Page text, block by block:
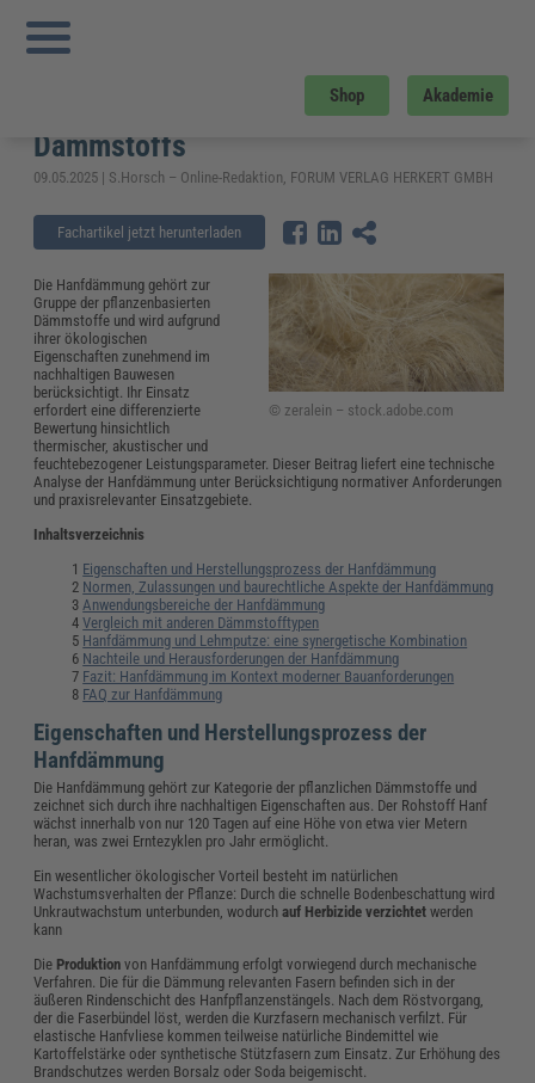
Shop Akademie
Sie sind hier:
Hanfdämmung im Bau: technische Bewertung eines nachhaltigen Dämmstoffs
Hanfdämmung im Bau: technische
Bewertung eines nachhaltigen
Dämmstoffs
09.05.2025 | S.Horsch – Online-Redaktion, FORUM VERLAG HERKERT GMBH
Fachartikel jetzt herunterladen
© zeralein – stock.adobe.com
Die Hanfdämmung gehört zur
Gruppe der pflanzenbasierten
Dämmstoffe und wird aufgrund
ihrer ökologischen
Eigenschaften zunehmend im
nachhaltigen Bauwesen
berücksichtigt. Ihr Einsatz
erfordert eine differenzierte
Bewertung hinsichtlich
thermischer, akustischer und
feuchtebezogener Leistungsparameter. Dieser Beitrag liefert eine technische
Analyse der Hanfdämmung unter Berücksichtigung normativer Anforderungen
und praxisrelevanter Einsatzgebiete.
Inhaltsverzeichnis
Eigenschaften und Herstellungsprozess der Hanfdämmung
Normen, Zulassungen und baurechtliche Aspekte der Hanfdämmung
Anwendungsbereiche der Hanfdämmung
Vergleich mit anderen Dämmstofftypen
Hanfdämmung und Lehmputze: eine synergetische Kombination
Nachteile und Herausforderungen der Hanfdämmung
Fazit: Hanfdämmung im Kontext moderner Bauanforderungen
FAQ zur Hanfdämmung
Eigenschaften und Herstellungsprozess der
Hanfdämmung
Die Hanfdämmung gehört zur Kategorie der pflanzlichen Dämmstoffe und
zeichnet sich durch ihre nachhaltigen Eigenschaften aus. Der Rohstoff Hanf
wächst innerhalb von nur 120 Tagen auf eine Höhe von etwa vier Metern
heran, was zwei Erntezyklen pro Jahr ermöglicht.
Ein wesentlicher ökologischer Vorteil besteht im natürlichen
Wachstumsverhalten der Pflanze: Durch die schnelle Bodenbeschattung wird
Unkrautwachstum unterbunden, wodurchauf Herbizide verzichtetwerden
kann
Die Produktionvon Hanfdämmung erfolgt vorwiegend durch mechanische
Verfahren. Die für die Dämmung relevanten Fasern befinden sich in der
äußeren Rindenschicht des Hanfpflanzenstängels. Nach dem Röstvorgang,
der die Faserbündel löst, werden die Kurzfasern mechanisch verfilzt. Für
elastische Hanfvliese kommen teilweise natürliche Bindemittel wie
Kartoffelstärke oder synthetische Stützfasern zum Einsatz. Zur Erhöhung des
Brandschutzes werden Borsalz oder Soda beigemischt.